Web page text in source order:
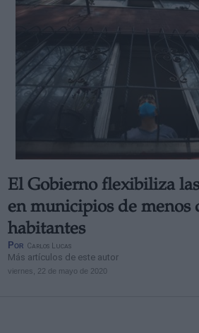
El Gobierno flexibiliza
en municipios de menos
habitantes
Por Carlos Lucas
Más artículos de este autor
viernes, 22 de mayo de 2020